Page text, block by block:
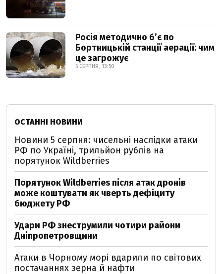
Росія методично б’є по
Бортницькій станції аерації: чим
це загрожує
5 СЕРПНЯ, 13:50
ОСТАННІ НОВИНИ
Новини 5 серпня: чисельні наслідки атаки
РФ по Україні, трильйон рублів на
порятунок Wildberries
Порятунок Wildberries після атак дронів
може коштувати як чверть дефіциту
бюджету РФ
Удари РФ знеструмили чотири райони
Дніпропетровщини
Атаки в Чорному морі вдарили по світових
постачаннях зерна й нафти